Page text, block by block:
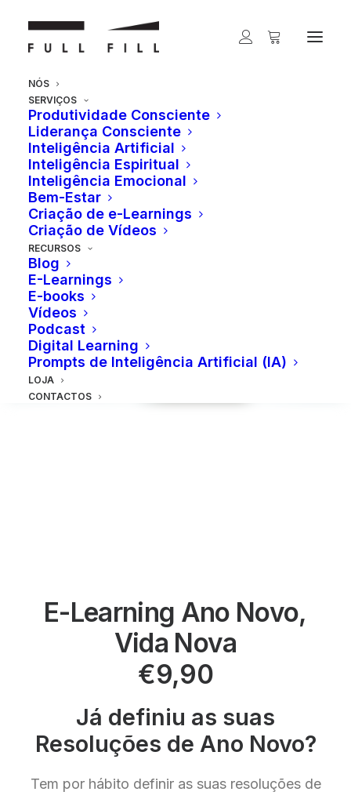
NÓS
SERVIÇOS
Produtividade Consciente
Liderança Consciente
Inteligência Artificial
Inteligência Espiritual
Inteligência Emocional
Bem-Estar
Criação de e-Learnings
Criação de Vídeos
RECURSOS
Blog
E-Learnings
E-books
Vídeos
Podcast
Digital Learning
Prompts de Inteligência Artificial (IA)
LOJA
CONTACTOS
E-Learning Ano Novo,
Vida Nova
€9,90
Já definiu as suas
Resoluções de Ano Novo?​
Tem por hábito definir as suas resoluções de